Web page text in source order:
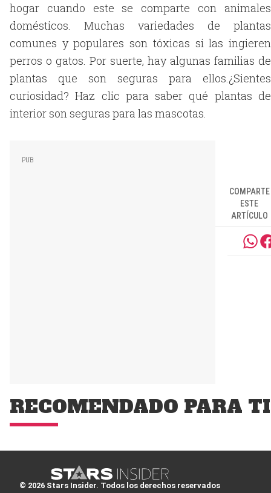
hogar cuando este se comparte con animales
domésticos. Muchas variedades de plantas
comunes y populares son tóxicas si las ingieren
perros o gatos. Por suerte, hay algunas familias de
plantas que son seguras para ellos.¿Sientes
curiosidad? Haz clic para saber qué plantas de
interior son seguras para las mascotas.
COMPARTE
ESTE
ARTÍCULO
RECOMENDADO PARA TI
© 2026 Stars Insider. Todos los derechos reservados